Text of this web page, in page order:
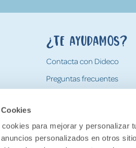
para mejorar y personalizar
personalizados en otros
¿Te ayudamos?
Contacta con Dideco
Preguntas frecuentes
Devoluciones